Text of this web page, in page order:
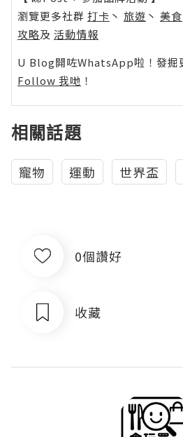
瀏覽更多社群 打卡 丶 旅遊 丶 美食
攻略及 活動情報
U Blog開咗WhatsApp啦！發掘
Follow 我哋 ！
相關話題
寵物 運動 世界盃
0個讚好
收藏